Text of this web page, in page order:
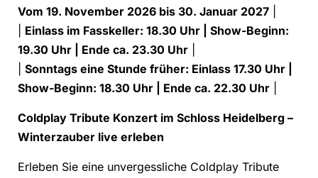
Vom 19. November 2026 bis 30. Januar 2027
Einlass im Fasskeller: 18.30 Uhr | Show-Beginn:
19.30 Uhr | Ende ca. 23.30 Uhr
Sonntags eine Stunde früher: Einlass 17.30 Uhr |
Show-Beginn: 18.30 Uhr | Ende ca. 22.30 Uhr
Coldplay Tribute Konzert im Schloss Heidelberg –
Winterzauber live erleben
Erleben Sie eine unvergessliche Coldplay Tribute